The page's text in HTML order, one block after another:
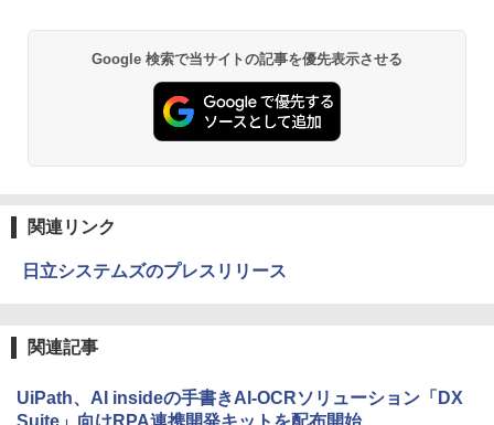
Google 検索で当サイトの記事を優先表示させる
関連リンク
日立システムズのプレスリリース
関連記事
UiPath、AI insideの手書きAI-OCRソリューション「DX
Suite」向けRPA連携開発キットを配布開始